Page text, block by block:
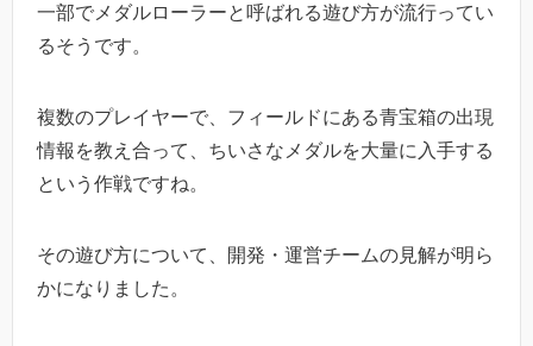
一部でメダルローラーと呼ばれる遊び方が流行ってい
るそうです。
複数のプレイヤーで、フィールドにある青宝箱の出現
情報を教え合って、ちいさなメダルを大量に入手する
という作戦ですね。
その遊び方について、開発・運営チームの見解が明ら
かになりました。